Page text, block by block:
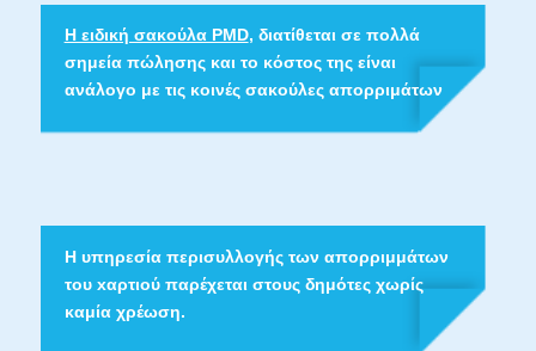
Η ειδική σακούλα PMD, διατίθεται σε πολλά
σημεία πώλησης και το κόστος της είναι
ανάλογο με τις κοινές σακούλες απορριμάτων
Η υπηρεσία περισυλλογής των απορριμμάτων
του xαρτιού παρέχεται στους δημότες χωρίς
καμία χρέωση.